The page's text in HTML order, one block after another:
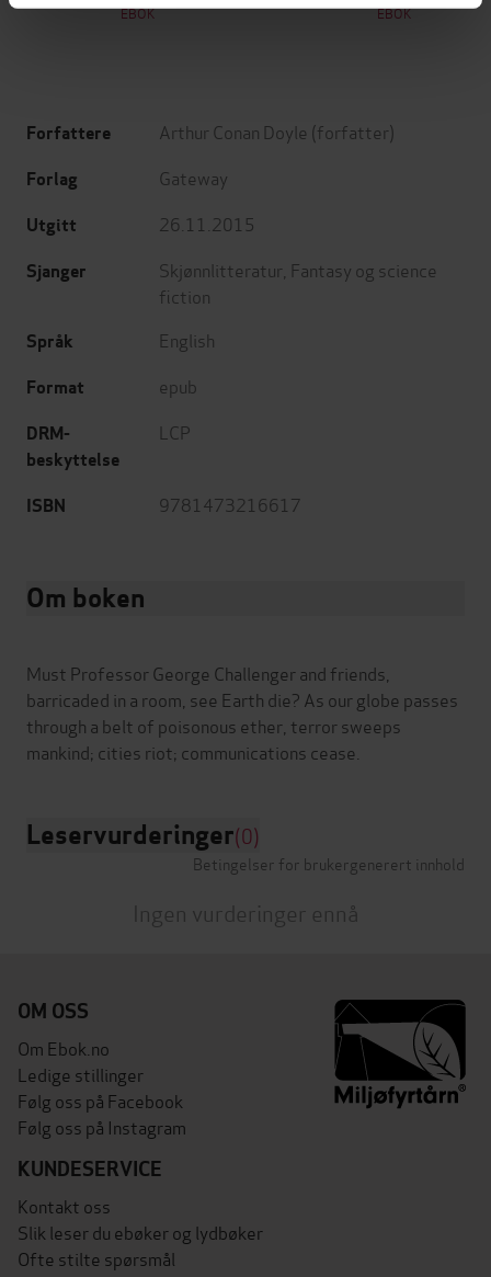
EBOK EBOK
Forfattere Arthur Conan Doyle (forfatter)
Forlag Gateway
Utgitt 26.11.2015
Sjanger Skjønnlitteratur Fantasy og science
fiction
Språk English
Format epub
DRM-
beskyttelse
LCP
ISBN 9781473216617
Om boken
Must Professor George Challenger and friends,
barricaded in a room, see Earth die? As our globe passes
through a belt of poisonous ether, terror sweeps
Leservurderinger(0)
Betingelser for brukergenerert innhold
Ingen vurderinger ennå
OM OSS
Om Ebok.no
Ledige stillinger
Følg oss på Facebook
Følg oss på Instagram
KUNDESERVICE
Kontakt oss
Slik leser du ebøker og lydbøker
Ofte stilte spørsmål